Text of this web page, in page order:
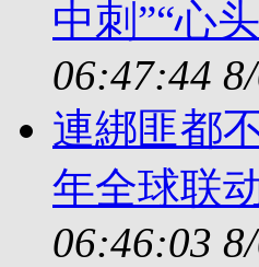
中刺”“心
06:47:44
連綁匪都
年全球联
06:46:03